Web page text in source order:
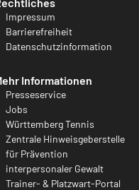
Impressum
Barrierefreiheit
Datenschutzinformation
Informationen
Presseservice
Jobs
Württemberg Tennis
Zentrale Hinweisgeberstelle
für Prävention
interpersonaler Gewalt
Trainer- & Platzwart-Portal